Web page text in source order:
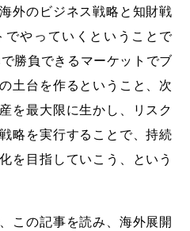
外のビジネス戦略と知財戦
やっていくということで
勝負できるマーケットでブ
土台を作るということ、次
を最大限に生かし、リスク
略を実行することで、持続
を目指していこう、という
この記事を読み、海外展開